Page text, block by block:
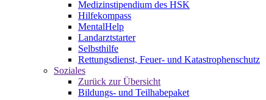
Medizinstipendium des HSK
Hilfekompass
MentalHelp
Landarztstarter
Selbsthilfe
Rettungsdienst, Feuer- und Katastrophenschutz
Soziales
Zurück zur Übersicht
Bildungs- und Teilhabepaket